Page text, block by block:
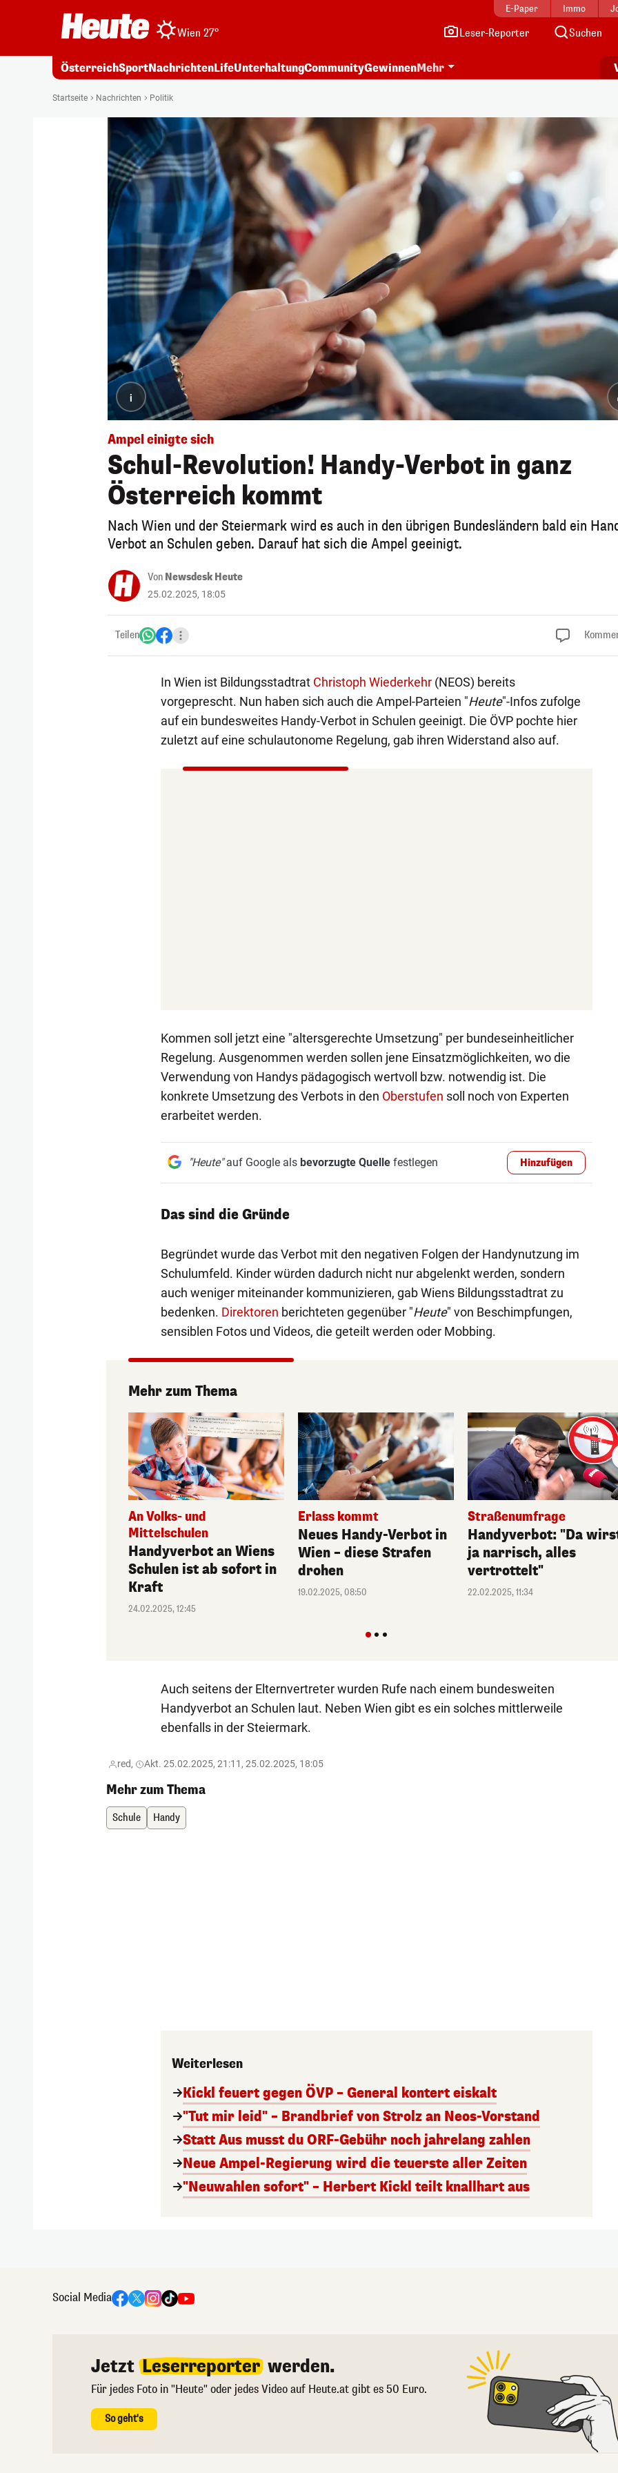
E-Paper Immo
Wien 27° Leser-Reporter Suchen
ÖsterreichSportNachrichtenLifeUnterhaltungCommunityGewinnenMehr
Startseite Nachrichten Politik
i
Ampel einigte sich
Schul-Revolution! Handy-Verbot in ganz
Österreich kommt
Nach Wien und der Steiermark wird es auch in den übrigen Bundesländern bald ein
Verbot an Schulen geben. Darauf hat sich die Ampel geeinigt.
Von Newsdesk Heute
25.02.2025, 18:05
Teilen
In Wien ist Bildungsstadtrat Christoph Wiederkehr(NEOS) bereits
vorgeprescht. Nun haben sich auch die Ampel-Parteien "Heute"-Infos zufolge
auf ein bundesweites Handy-Verbot in Schulen geeinigt. Die ÖVP pochte hier
zuletzt auf eine schulautonome Regelung, gab ihren Widerstand also auf.
Kommen soll jetzt eine "altersgerechte Umsetzung" per bundeseinheitlicher
Regelung. Ausgenommen werden sollen jene Einsatzmöglichkeiten, wo die
Verwendung von Handys pädagogisch wertvoll bzw. notwendig ist. Die
konkrete Umsetzung des Verbots in den Oberstufen soll noch von Experten
erarbeitet werden.
"Heute"auf Google als bevorzugte Quellefestlegen Hinzufügen
Das sind die Gründe
Begründet wurde das Verbot mit den negativen Folgen der Handynutzung im
Schulumfeld. Kinder würden dadurch nicht nur abgelenkt werden, sondern
auch weniger miteinander kommunizieren, gab Wiens Bildungsstadtrat zu
bedenken. Direktoren berichteten gegenüber "Heute" von Beschimpfungen,
sensiblen Fotos und Videos, die geteilt werden oder Mobbing.
Mehr zum Thema
An Volks- und
Mittelschulen
Handyverbot an Wiens
Schulen ist ab sofort in
Kraft
24.02.2025, 12:45
Erlass kommt
Neues Handy-Verbot in
Wien – diese Strafen
drohen
19.02.2025, 08:50
Straßenumfrage
Handyverbot: "Da
ja narrisch, alles
vertrottelt"
22.02.2025, 11:34
Auch seitens der Elternvertreter wurden Rufe nach einem bundesweiten
Handyverbot an Schulen laut. Neben Wien gibt es ein solches mittlerweile
ebenfalls in der Steiermark.
red, Akt. 25.02.2025, 21:11, 25.02.2025, 18:05
Mehr zum Thema
Schule Handy
Weiterlesen
Kickl feuert gegen ÖVP – General kontert eiskalt
"Tut mir leid" – Brandbrief von Strolz an Neos-Vorstand
Statt Aus musst du ORF-Gebühr noch jahrelang zahlen
Neue Ampel-Regierung wird die teuerste aller Zeiten
"Neuwahlen sofort" – Herbert Kickl teilt knallhart aus
Social Media
Jetzt Leserreporter werden.
Für jedes Foto in "Heute" oder jedes Video auf Heute.at gibt es 50 Euro.
So geht's